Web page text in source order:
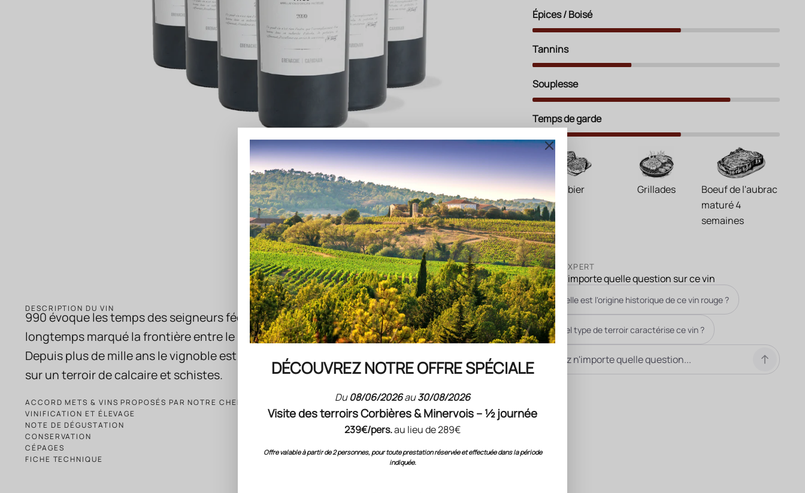
DÉCOUVREZ NOTRE OFFRE SPÉCIALE
Du08/06/2026au30/08/2026
Visite des terroirs Corbières & Minervois – ½ journée
239€/pers.au lieu de 289€
Offre valable à partir de 2 personnes, pour toute prestation réservée et effectuée dans la période
indiquée.
Épices / Boisé
Tannins
Souplesse
Temps de garde
Gibier Grillades
Boeuf de l'aubrac
maturé 4
semaines
VOTRE EXPERT
Posez n'importe quelle question sur ce vin
Quelle est l'origine historique de ce vin rouge ?
Quel type de terroir caractérise ce vin ?
DESCRIPTION DU VIN
990 évoque lestemps des seigneurs féodaux et la citadelle deFitou qui a
longtemps marqué la frontière entrele royaume de France et celui d’Aragon.
Depuisplus de mille ans le vignoble est idéalement situé
sur un terroir de calcaireet schistes.
ACCORD METS & VINS PROPOSÉS PAR NOTRE CHEF
VINIFICATION ET ÉLEVAGE
NOTE DE DÉGUSTATION
CONSERVATION
CÉPAGES
FICHE TECHNIQUE